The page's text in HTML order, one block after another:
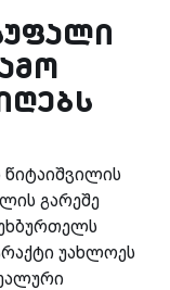
წიტაიშვილის
გარეშე
უახლოეს